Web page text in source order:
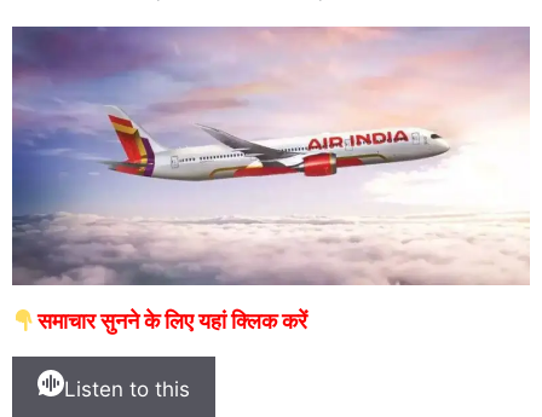
समाचार सुनने के लिए यहां क्लिक करें
Listen to this